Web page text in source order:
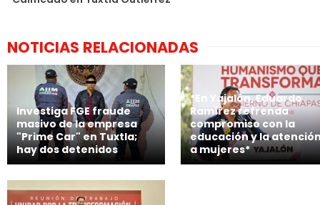
NOTICIAS RELACIONADAS
Investiga FGE fraude
masivo de la empresa
"Prime Car" en Tuxtla;
hay dos detenidos
*En Yajalón, Eduardo
Ramírez refrenda
compromiso con la
educación y la
a mujeres*